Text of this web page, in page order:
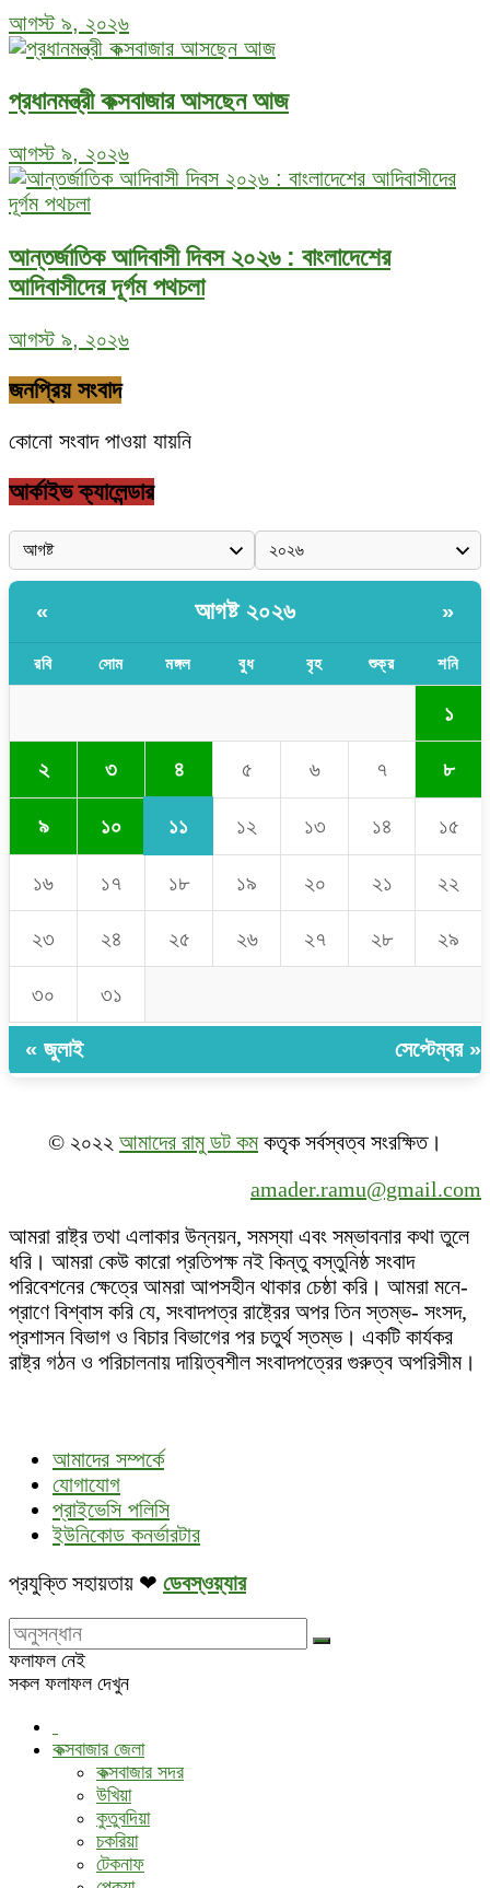
আগস্ট ৯, ২০২৬
প্রধানমন্ত্রী কক্সবাজার আসছেন আজ
আগস্ট ৯, ২০২৬
আন্তর্জাতিক আদিবাসী দিবস ২০২৬ : বাংলাদেশের
আদিবাসীদের দূর্গম পথচলা
আগস্ট ৯, ২০২৬
জনপ্রিয় সংবাদ
কোনো সংবাদ পাওয়া যায়নি
আর্কাইভ ক্যালেন্ডার
« আগষ্ট ২০২৬ »
রবি সোম মঙ্গল বুধ বৃহ শুক্র শনি
১
২ ৩ ৪ ৫ ৬ ৭ ৮
৯ ১০ ১১ ১২ ১৩ ১৪ ১৫
১৬ ১৭ ১৮ ১৯ ২০ ২১ ২২
২৩ ২৪ ২৫ ২৬ ২৭ ২৮ ২৯
৩০ ৩১
« জুলাই সেপ্টেম্বর »
© ২০২২ আমাদের রামু ডট কমকতৃক সর্বস্বত্ব সংরক্ষিত।
amader.ramu@gmail.com
আমরা রাষ্ট্র তথা এলাকার উন্নয়ন, সমস্যা এবং সম্ভাবনার কথা তুলে
ধরি। আমরা কেউ কারো প্রতিপক্ষ নই কিন্তু বস্তুনিষ্ঠ সংবাদ
পরিবেশনের ক্ষেত্রে আমরা আপসহীন থাকার চেষ্ঠা করি। আমরা মনে-
প্রাণে বিশ্বাস করি যে, সংবাদপত্র রাষ্ট্রের অপর তিন স্তম্ভ- সংসদ,
প্রশাসন বিভাগ ও বিচার বিভাগের পর চতুর্থ স্তম্ভ। একটি কার্যকর
রাষ্ট্র গঠন ও পরিচালনায় দায়িত্বশীল সংবাদপত্রের গুরুত্ব অপরিসীম।
আমাদের সম্পর্কে
যোগাযোগ
প্রাইভেসি পলিসি
ইউনিকোড কনর্ভারটার
প্রযুক্তি সহায়তায় ❤ ডেবস্ওয়্যার
ফলাফল নেই
সকল ফলাফল দেখুন
কক্সবাজার জেলা
কক্সবাজার সদর
উখিয়া
কুতুবদিয়া
চকরিয়া
টেকনাফ